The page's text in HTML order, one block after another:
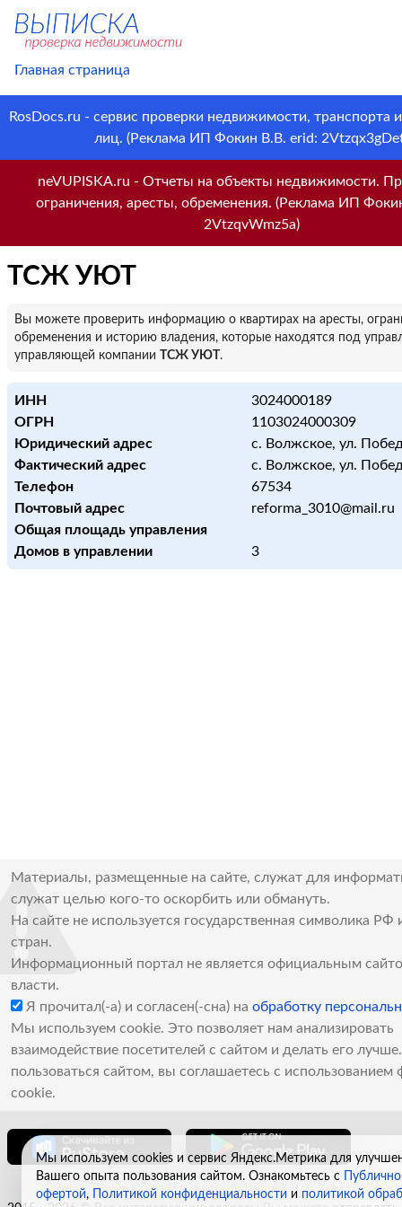
Главная страница
RosDocs.ru - сервис проверки недвижимости, транспорта
лиц. (Реклама ИП Фокин В.В. erid:
neVUPISKA.ru - Отчеты на объекты недвижимости.
ограничения, аресты, обременения. (Реклама ИП
2VtzqvWmz5a)
ТСЖ УЮТ
Вы можете проверить информацию о квартирах на аресты,
обременения и историю владения, которые находятся под
управляющей компании
ТСЖ УЮТ .
ИНН
3024000189
ОГРН
1103024000309
Юридический адрес
с. Волжское, ул.
Фактический адрес
с. Волжское, ул.
Телефон
67534
Почтовый адрес
reforma_3010@mail.ru
Общая площадь управления
Домов в управлении
3
Материалы, размещенные на сайте, служат для
служат целью кого-то оскорбить или обмануть.
На сайте не используется государственная символика РФ
стран.
Информационный портал не является официальным
власти.
Я прочитал(-а) и согласен(-сна) на обработку
Мы используем cookie. Это позволяет нам анализировать
взаимодействие посетителей с сайтом и делать его
пользоваться сайтом, вы соглашаетесь с использованием
cookie.
Мы используем cookies и сервис Яндекс.Метрика для
Вашего опыта пользования сайтом. Ознакомьтесь с
офертой, Политикой конфиденциальности и политикой